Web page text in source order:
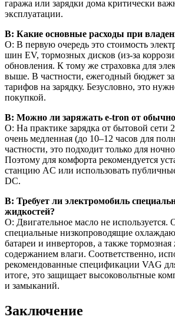
гаража или зарядки дома критически
эксплуатации.
В: Какие основные расходы при
О: В первую очередь это стоимость
шин EV, тормозных дисков (из-за
обновления. К тому же страховка для
выше. В частности, ежегодный бюджет
тарифов на зарядку. Безусловно, это
покупкой.
В: Можно ли заряжать e-tron от
О: На практике зарядка от бытовой сети
очень медленная (до 10–12 часов для
частности, это подходит только для
Поэтому для комфорта рекомендуется
станцию AC или использовать
DC.
В: Требует ли электромобиль
жидкостей?
О: Двигательное масло не используется.
специальные низкопроводящие
батареи и инверторов, а также
содержанием влаги. Соответственно,
рекомендованные спецификации VAG
итоге, это защищает высоковольтные
и замыканий.
Заключение